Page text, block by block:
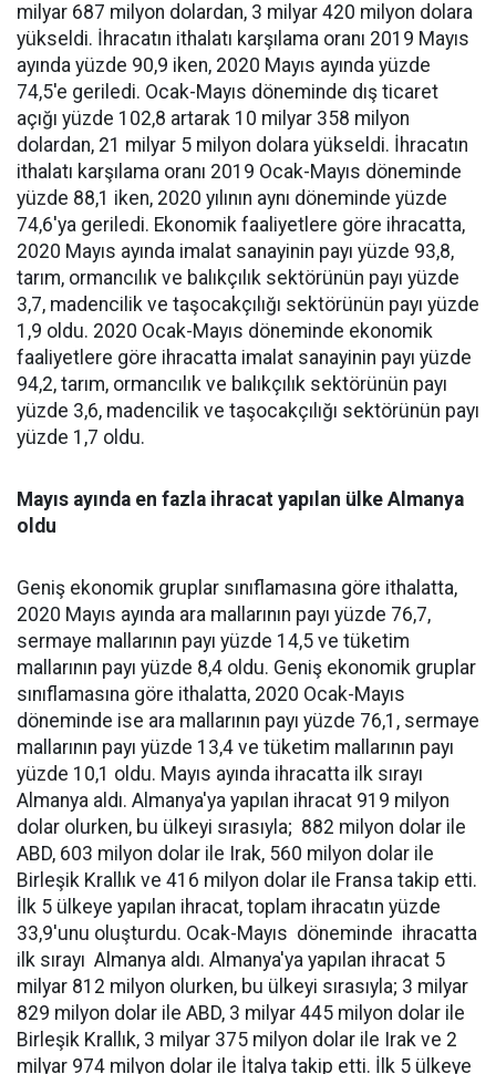
milyar 687 milyon dolardan, 3 milyar 420 milyon dolara
yükseldi. İhracatın ithalatı karşılama oranı 2019 Mayıs
ayında yüzde 90,9 iken, 2020 Mayıs ayında yüzde
74,5'e geriledi. Ocak-Mayıs döneminde dış ticaret
açığı yüzde 102,8 artarak 10 milyar 358 milyon
dolardan, 21 milyar 5 milyon dolara yükseldi. İhracatın
ithalatı karşılama oranı 2019 Ocak-Mayıs döneminde
yüzde 88,1 iken, 2020 yılının aynı döneminde yüzde
74,6'ya geriledi. Ekonomik faaliyetlere göre ihracatta,
2020 Mayıs ayında imalat sanayinin payı yüzde 93,8,
tarım, ormancılık ve balıkçılık sektörünün payı yüzde
3,7, madencilik ve taşocakçılığı sektörünün payı yüzde
1,9 oldu. 2020 Ocak-Mayıs döneminde ekonomik
faaliyetlere göre ihracatta imalat sanayinin payı yüzde
94,2, tarım, ormancılık ve balıkçılık sektörünün payı
yüzde 3,6, madencilik ve taşocakçılığı sektörünün payı
yüzde 1,7 oldu.
Mayıs ayında en fazla ihracat yapılan ülke Almanya
oldu
Geniş ekonomik gruplar sınıflamasına göre ithalatta,
2020 Mayıs ayında ara mallarının payı yüzde 76,7,
sermaye mallarının payı yüzde 14,5 ve tüketim
mallarının payı yüzde 8,4 oldu. Geniş ekonomik gruplar
sınıflamasına göre ithalatta, 2020 Ocak-Mayıs
döneminde ise ara mallarının payı yüzde 76,1, sermaye
mallarının payı yüzde 13,4 ve tüketim mallarının payı
yüzde 10,1 oldu. Mayıs ayında ihracatta ilk sırayı
Almanya aldı. Almanya'ya yapılan ihracat 919 milyon
dolar olurken, bu ülkeyi sırasıyla; 882 milyon dolar ile
ABD, 603 milyon dolar ile Irak, 560 milyon dolar ile
Birleşik Krallık ve 416 milyon dolar ile Fransa takip etti.
İlk 5 ülkeye yapılan ihracat, toplam ihracatın yüzde
33,9'unu oluşturdu. Ocak-Mayıs döneminde ihracatta
ilk sırayı Almanya aldı. Almanya'ya yapılan ihracat 5
milyar 812 milyon olurken, bu ülkeyi sırasıyla; 3 milyar
829 milyon dolar ile ABD, 3 milyar 445 milyon dolar ile
Birleşik Krallık, 3 milyar 375 milyon dolar ile Irak ve 2
milyar 974 milyon dolar ile İtalya takip etti. İlk 5 ülkeye